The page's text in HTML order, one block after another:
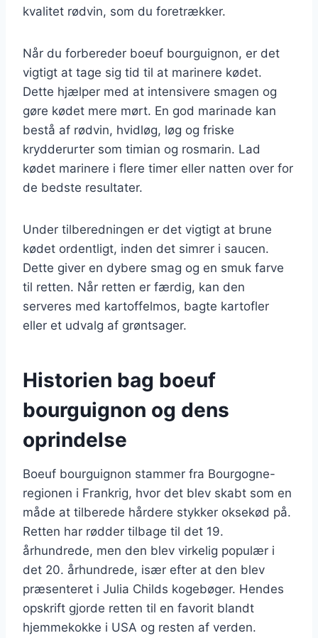
kvalitet rødvin, som du foretrækker.
Når du forbereder boeuf bourguignon, er det
vigtigt at tage sig tid til at marinere kødet.
Dette hjælper med at intensivere smagen og
gøre kødet mere mørt. En god marinade kan
bestå af rødvin, hvidløg, løg og friske
krydderurter som timian og rosmarin. Lad
kødet marinere i flere timer eller natten over for
de bedste resultater.
Under tilberedningen er det vigtigt at brune
kødet ordentligt, inden det simrer i saucen.
Dette giver en dybere smag og en smuk farve
til retten. Når retten er færdig, kan den
serveres med kartoffelmos, bagte kartofler
eller et udvalg af grøntsager.
Historien bag boeuf
bourguignon og dens
oprindelse
Boeuf bourguignon stammer fra Bourgogne-
regionen i Frankrig, hvor det blev skabt som en
måde at tilberede hårdere stykker oksekød på.
Retten har rødder tilbage til det 19.
århundrede, men den blev virkelig populær i
det 20. århundrede, især efter at den blev
præsenteret i Julia Childs kogebøger. Hendes
opskrift gjorde retten til en favorit blandt
hjemmekokke i USA og resten af verden.